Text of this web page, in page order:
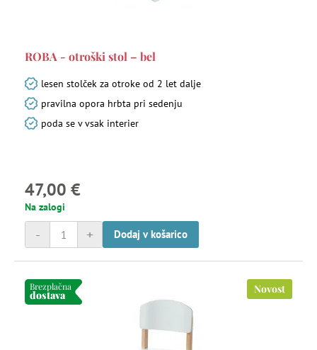
ROBA - otroški stol – bel
lesen stolček za otroke od 2 let dalje
pravilna opora hrbta pri sedenju
poda se v vsak interier
47,00 €
Na zalogi
+
- Dodaj v košarico
Brezplačna
dostava Novost